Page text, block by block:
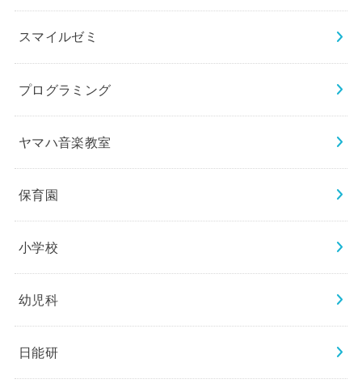
スマイルゼミ
プログラミング
ヤマハ音楽教室
保育園
小学校
幼児科
日能研